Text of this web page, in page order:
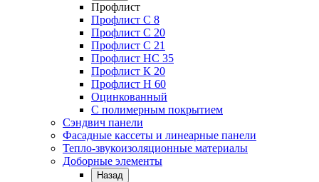
Профлист
Профлист С 8
Профлист С 20
Профлист C 21
Профлист НС 35
Профлист К 20
Профлист Н 60
Оцинкованный
С полимерным покрытием
Сэндвич панели
Фасадные кассеты и линеарные панели
Тепло-звукоизоляционные материалы
Доборные элементы
Назад